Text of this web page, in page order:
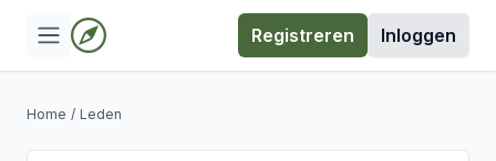
Registreren Inloggen
Home / Leden